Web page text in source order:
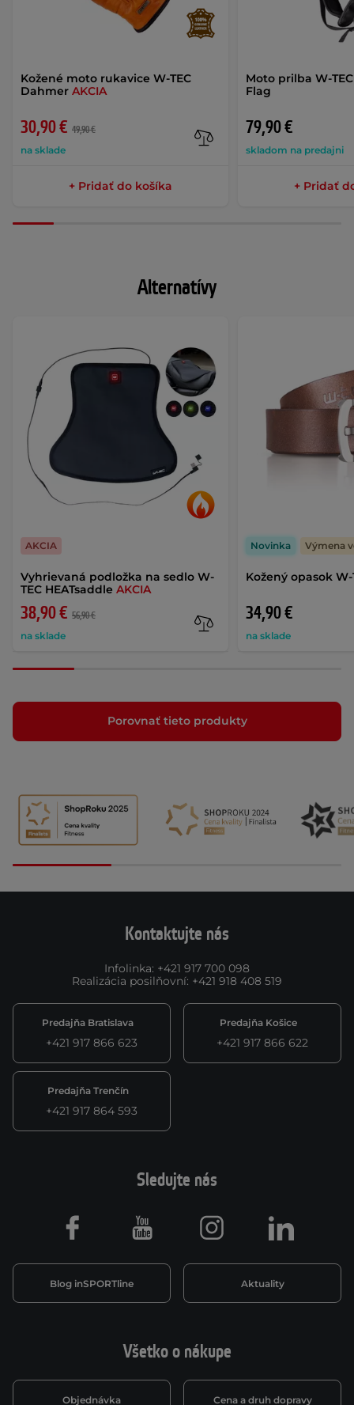
Kožené moto rukavice W-TEC
Dahmer AKCIA
30,90 € 49,90 €
na sklade
+ Pridať do košíka
Moto prilba W-
Flag
79,90 €
skladom na predajni
+ Pridať
Alternatívy
Vyhrievaná podložka na sedlo W-
TEC HEATsaddle AKCIA
38,90 € 56,90 €
na sklade
AKCIA
Kožený opasok
34,90 €
na sklade
Novinka Výmena
Porovnať tieto produkty
Kontaktujte nás
Infolinka: +421 917 700 098
Realizácia posilňovní: +421 918 408 519
Predajňa Bratislava
+421 917 866 623
Predajňa Košice
+421 917 866 622
Predajňa Trenčín
+421 917 864 593
Všetko o nákupe
Objednávka Cena a druh dopravy
Sledujte nás
Blog inSPORTline Aktuality
Facebook Youtube Instagram LinkedIn